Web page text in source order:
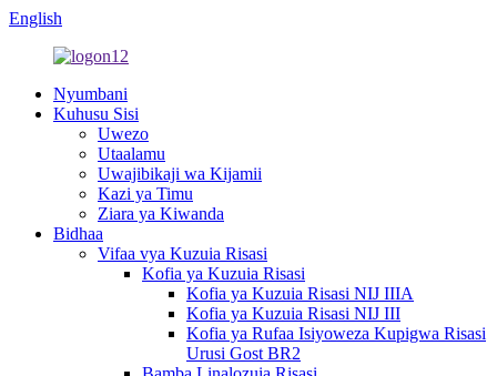
English
Nyumbani
Kuhusu Sisi
Uwezo
Utaalamu
Uwajibikaji wa Kijamii
Kazi ya Timu
Ziara ya Kiwanda
Bidhaa
Vifaa vya Kuzuia Risasi
Kofia ya Kuzuia Risasi
Kofia ya Kuzuia Risasi NIJ IIIA
Kofia ya Kuzuia Risasi NIJ III
Kofia ya Rufaa Isiyoweza Kupigwa Risasi
Urusi Gost BR2